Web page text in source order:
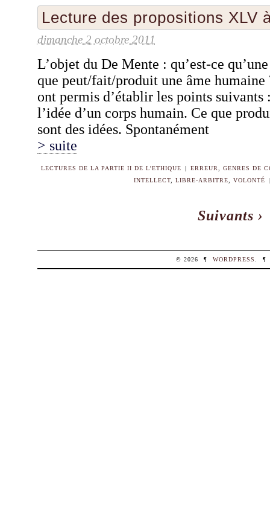
Lecture des propositions XLV
dimanche 2 octobre 2011
L’objet du De Mente : qu’est-ce
que peut/fait/produit une âme humaine
ont permis d’établir les points suivants
l’idée d’un corps humain. Ce que
sont des idées. Spontanément
> suite
LECTURES DE LA PARTIE II DE L'ETHIQUE | ERREUR,GENRES DE
INTELLECT,LIBRE-ARBITRE,VOLONTÉ
Suivants ›
© 2026 ¶ WORDPRESS. ¶